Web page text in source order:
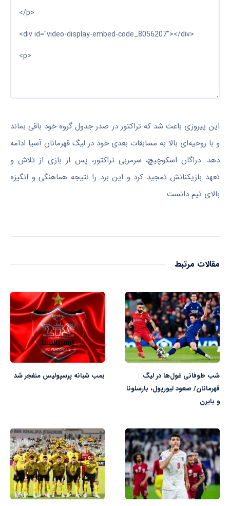
این پیروزی باعث شد که تراکتور در صدر جدول گروه خود باقی بماند
و با روحیه‌ای بالا به مسابقات بعدی خود در لیگ قهرمانان آسیا ادامه
دهد. دراگان اسکوچیچ، سرمربی تراکتور، پس از بازی از تلاش و
تعهد بازیکنانش تمجید کرد و این برد را نتیجه هماهنگی و انگیزه
بالای تیم دانست.
مقالات مرتبط
شب طوفانی غول‌ها در لیگ
قهرمانان/ صعود لیورپول، بارسلونا
و بایرن
بمب شبانه پرسپولیس منفجر شد